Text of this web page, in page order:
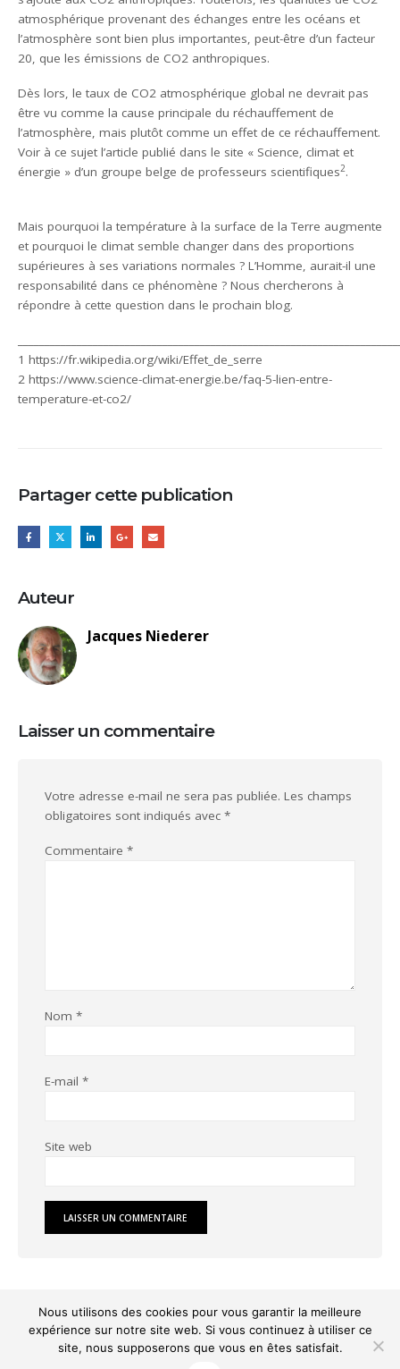
atmosphérique provenant des échanges entre les océans et
l’atmosphère sont bien plus importantes, peut-être d’un facteur
20, que les émissions de CO2 anthropiques.
Dès lors, le taux de CO2 atmosphérique global ne devrait pas
être vu comme la cause principale du réchauffement de
l’atmosphère, mais plutôt comme un effet de ce réchauffement.
Voir à ce sujet l’article publié dans le site « Science, climat et
énergie » d’un groupe belge de professeurs scientifiques2.
Mais pourquoi la température à la surface de la Terre augmente
et pourquoi le climat semble changer dans des proportions
supérieures à ses variations normales ? L’Homme, aurait-il une
responsabilité dans ce phénomène ? Nous chercherons à
répondre à cette question dans le prochain blog.
1 https://fr.wikipedia.org/wiki/Effet_de_serre
2 https://www.science-climat-energie.be/faq-5-lien-entre-
temperature-et-co2/
Partager cette publication
Auteur
Jacques Niederer
Laisser un commentaire
Votre adresse e-mail ne sera pas publiée. Les champs
obligatoires sont indiqués avec *
Commentaire *
Nom *
E-mail *
Site web
Tous droits réservés - Mentions légales| Politique de confidentialité|
Politique
Nous utilisons des cookies pour vous garantir la meilleure
expérience sur notre site web. Si vous continuez à utiliser ce
site, nous supposerons que vous en êtes satisfait.